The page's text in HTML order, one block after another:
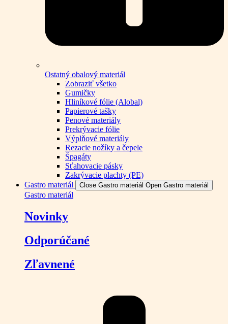
Ostatný obalový materiál
Zobraziť všetko
Gumičky
Hliníkové fólie (Alobal)
Papierové tašky
Penové materiály
Prekrývacie fólie
Výplňové materiály
Rezacie nožíky a čepele
Špagáty
Sťahovacie pásky
Zakrývacie plachty (PE)
Gastro materiál
Close Gastro materiál Open Gastro materiál
Gastro materiál
Novinky
Odporúčané
Zľavnené